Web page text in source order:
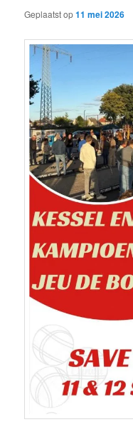
Geplaatst op11 mei 2026